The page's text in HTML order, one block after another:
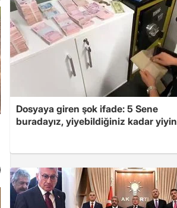
Dosyaya giren şok ifade: 5 Sene
buradayız, yiyebildiğiniz kadar yiyin